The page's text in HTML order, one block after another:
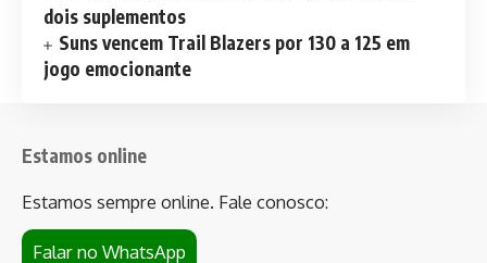
dois suplementos
Suns vencem Trail Blazers por 130 a 125 em
jogo emocionante
Estamos online
Estamos sempre online. Fale conosco:
Falar no WhatsApp